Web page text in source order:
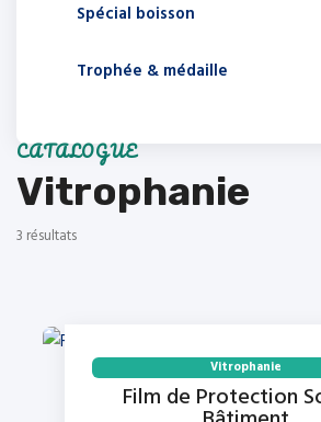
Spécial boisson
Trophée & médaille
CATALOGUE
Vitrophanie
3 résultats
Vitrophanie
Film de Protection